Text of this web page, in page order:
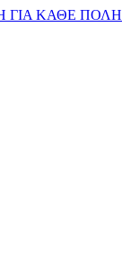
ΓΙΑ ΚΑΘΕ ΠΟΛΗ